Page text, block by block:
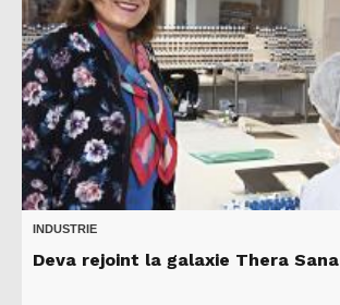
INDUSTRIE
Deva rejoint la galaxie Thera Sana